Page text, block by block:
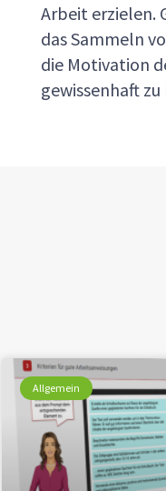
Arbeit erzielen.
das Sammeln
die Motivation
gewissenhaft
Allgemein